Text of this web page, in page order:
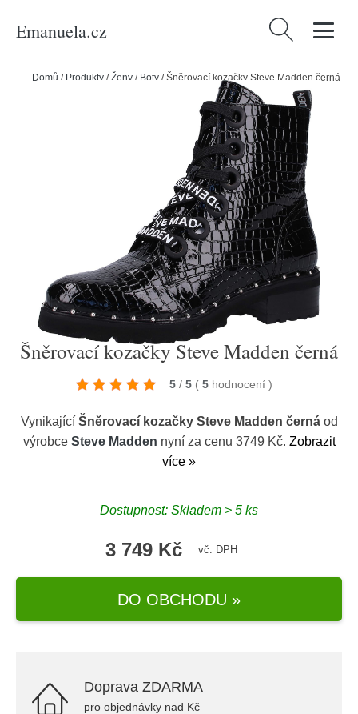
Emanuela.cz Vyhledávání
Domů / Produkty /Ženy / Boty /Šněrovací kozačky Steve Madden černá
Šněrovací kozačky Steve Madden černá
5 / 5 ( 5 hodnocení )
Vynikající Šněrovací kozačky Steve Madden černáod
výrobce Steve Madden nyní za cenu 3749 Kč. Zobrazit
více »
Dostupnost: Skladem > 5 ks
3 749 Kč vč. DPH
DO OBCHODU »
Doprava ZDARMA
pro objednávky nad Kč